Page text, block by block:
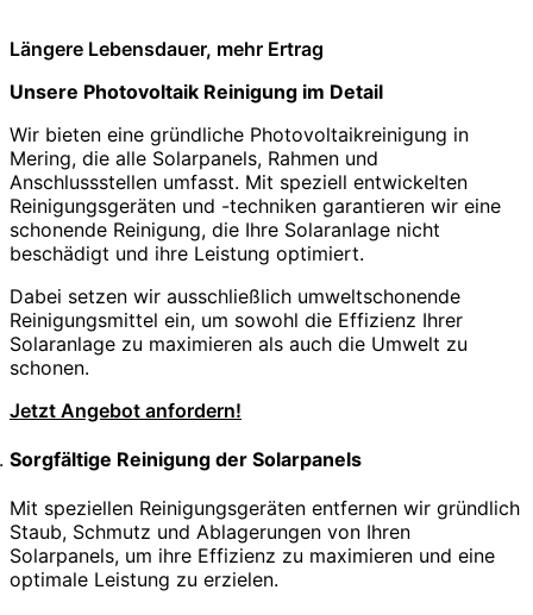
Längere Lebensdauer, mehr Ertrag
Unsere Photovoltaik Reinigung im Detail
Wir bieten eine gründliche Photovoltaikreinigung in
Mering, die alle Solarpanels, Rahmen und
Anschlussstellen umfasst. Mit speziell entwickelten
Reinigungsgeräten und -techniken garantieren wir eine
schonende Reinigung, die Ihre Solaranlage nicht
beschädigt und ihre Leistung optimiert.
Dabei setzen wir ausschließlich umweltschonende
Reinigungsmittel ein, um sowohl die Effizienz Ihrer
Solaranlage zu maximieren als auch die Umwelt zu
schonen.
Jetzt Angebot anfordern!
Sorgfältige Reinigung der Solarpanels
Mit speziellen Reinigungsgeräten entfernen wir gründlich
Staub, Schmutz und Ablagerungen von Ihren
Solarpanels, um ihre Effizienz zu maximieren und eine
optimale Leistung zu erzielen.